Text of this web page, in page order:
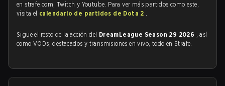
en strafe.com, Twitch y Youtube. Para ver más partidos como este,
visita el calendario de partidos de Dota 2 .
Sigue el resto de la acción del DreamLeague Season 29 2026 , así
como VODs, destacados y transmisiones en vivo, todo en Strafe.